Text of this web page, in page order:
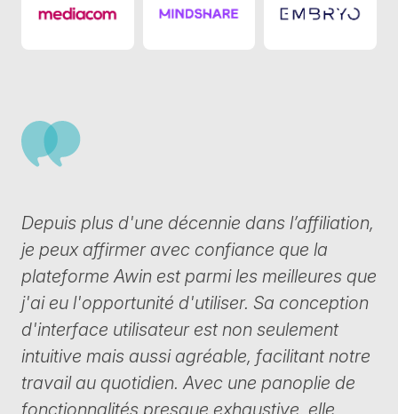
Agency 1 Agency 10 Agency 9
Depuis plus d'une décennie dans l’affiliation,
je peux affirmer avec confiance que la
plateforme Awin est parmi les meilleures que
j'ai eu l'opportunité d'utiliser. Sa conception
d'interface utilisateur est non seulement
intuitive mais aussi agréable, facilitant notre
travail au quotidien. Avec une panoplie de